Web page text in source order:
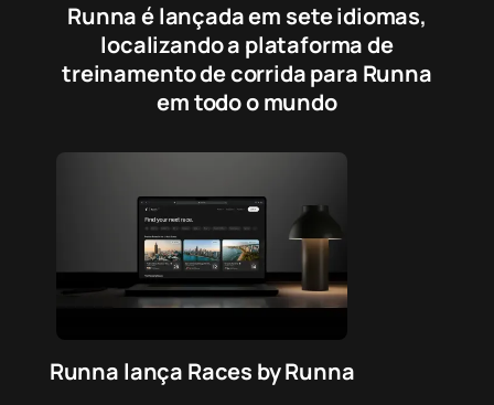
Runna é lançada em sete idiomas,
localizando a plataforma de
treinamento de corrida para Runna
em todo o mundo
Runna lança Races by Runna